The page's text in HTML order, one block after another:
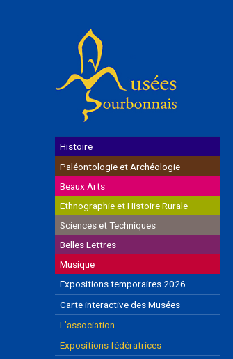
Histoire
Paléontologie et Archéologie
Beaux Arts
Ethnographie et Histoire Rurale
Sciences et Techniques
Belles Lettres
Musique
Expositions temporaires 2026
Carte interactive des Musées
L’association
Expositions fédératrices